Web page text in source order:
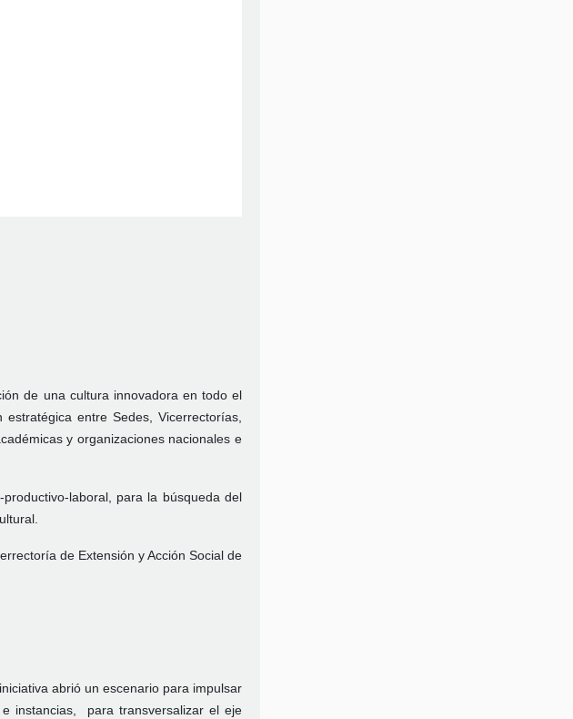
de una cultura innovadora en todo el
entre Sedes, Vicerrectorías,
y organizaciones nacionales e
laboral, para la búsqueda del
de Extensión y Acción Social de
abrió un escenario para impulsar
instancias, para transversalizar el eje